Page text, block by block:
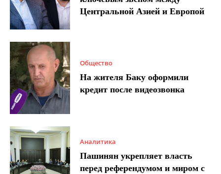
Центральной Азией и Европой
Общество
На жителя Баку оформили
кредит после видеозвонка
Аналитика
Пашинян укрепляет власть
перед референдумом и миром с